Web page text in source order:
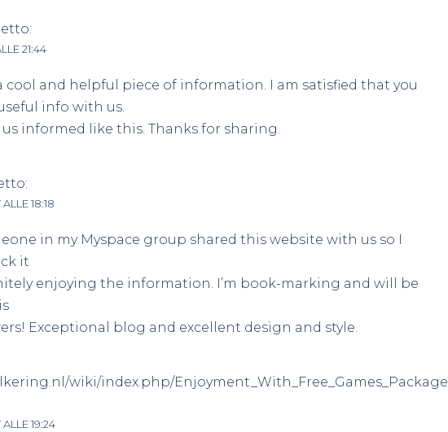
21:44
cool and helpful piece of information. I am satisfied that you
info with us.
us informed like this. Thanks for sharing.
18:18
in my Myspace group shared this website with us so I
it
enjoying the information. I’m book-marking and will be
Exceptional blog and excellent design and style.
wiki/index.php/
19:24